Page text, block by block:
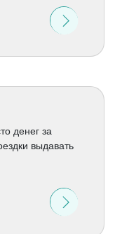
денег за
выдавать